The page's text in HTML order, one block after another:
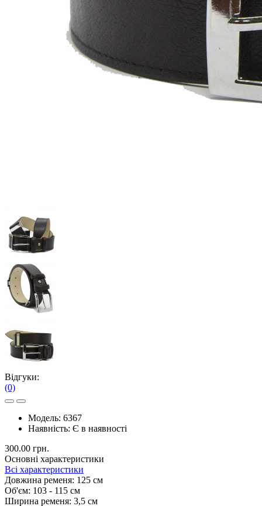
Відгуки:
(0)
Модель: 6367
Наявність: Є в наявності
300.00 грн.
Основні характеристики
Всі характеристики
Довжина ременя: 125 см
Об'єм: 103 - 115 см
Ширина ременя: 3,5 см